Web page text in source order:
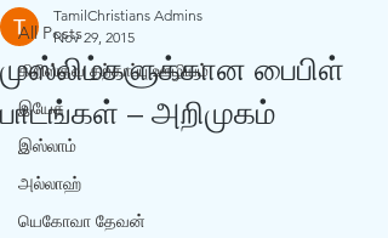
All Posts
கிறிஸ்தவ தற்காப்பு ஊழியம்
இயேசு
இஸ்லாம்
அல்லாஹ்
யெகோவா தேவன்
முஸ்லிம்களுக்கான பைபிள்
பாடங்கள் – அறிமுகம்
TamilChristians Admins
Nov 29, 2015